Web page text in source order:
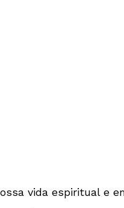
vida espiritual e